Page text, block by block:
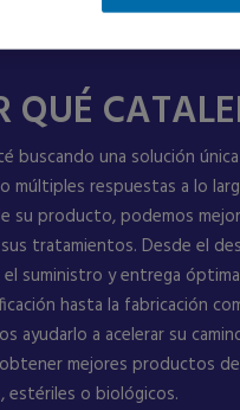
QUÉ
buscando una solución
múltiples respuestas a lo
su producto, podemos
tratamientos. Desde el
el suministro y entrega
hasta la fabricación
ayudarlo a acelerar su
mejores productos
estériles o biológicos.